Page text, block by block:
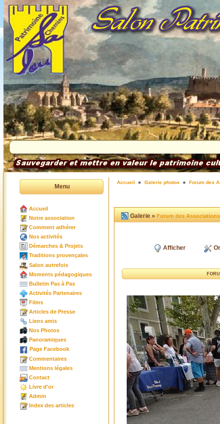
Menu
Accueil
Notre association
Comment adhérer
Nos activités
Démarches & Projets
Traditions provençales
Salon autrefois
Moments pédagogiques
Bulletin Pas à Pas
Activités Partenaires
Films
Articles de Presse
Liens amis
Nos Photos
Panoramiques
Page Facebook
Commentaires
Mentions légales
Contact
Livre d'or
Admin
Index des articles
Accueil Galerie photos Forum des
Galerie »Forum des Associations
Afficher